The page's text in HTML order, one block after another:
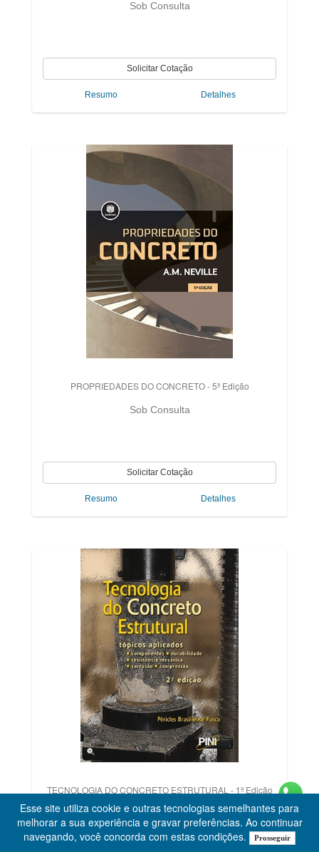
Esse site utiliza cookie e outras tecnologias semelhantes para
melhorar a sua experiência e gravar preferências. Ao continuar
navegando, você concorda com estas condições.
Prosseguir
Sob Consulta
Resumo Detalhes
PROPRIEDADES DO CONCRETO - 5ª Edição
Sob Consulta
Resumo Detalhes
TECNOLOGIA DO CONCRETO ESTRUTURAL - 1ª Edição
Sob Consulta